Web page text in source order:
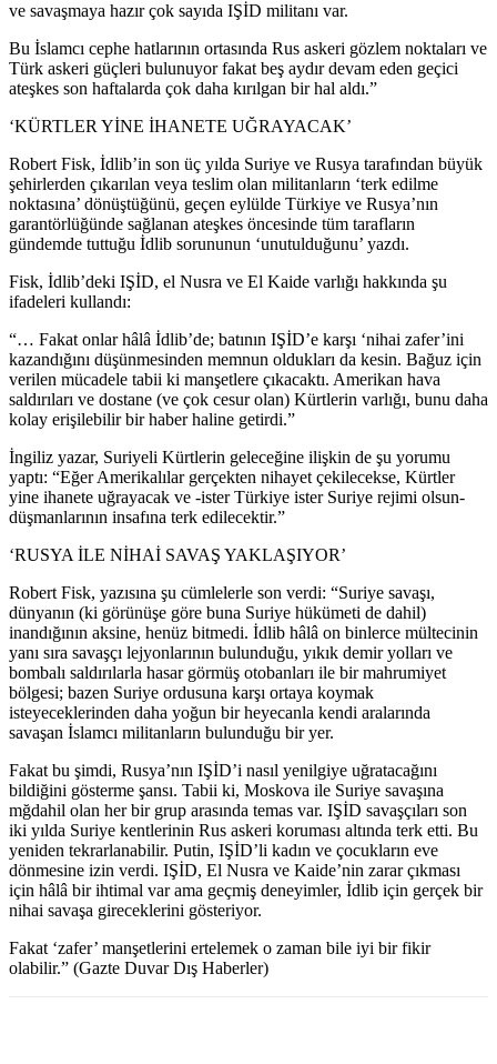
ve savaşmaya hazır çok sayıda IŞİD militanı var.
Bu İslamcı cephe hatlarının ortasında Rus askeri gözlem noktaları ve
Türk askeri güçleri bulunuyor fakat beş aydır devam eden geçici
ateşkes son haftalarda çok daha kırılgan bir hal aldı.”
‘KÜRTLER YİNE İHANETE UĞRAYACAK’
Robert Fisk, İdlib’in son üç yılda Suriye ve Rusya tarafından büyük
şehirlerden çıkarılan veya teslim olan militanların ‘terk edilme
noktasına’ dönüştüğünü, geçen eylülde Türkiye ve Rusya’nın
garantörlüğünde sağlanan ateşkes öncesinde tüm tarafların
gündemde tuttuğu İdlib sorununun ‘unutulduğunu’ yazdı.
Fisk, İdlib’deki IŞİD, el Nusra ve El Kaide varlığı hakkında şu
ifadeleri kullandı:
“… Fakat onlar hâlâ İdlib’de; batının IŞİD’e karşı ‘nihai zafer’ini
kazandığını düşünmesinden memnun oldukları da kesin. Bağuz için
verilen mücadele tabii ki manşetlere çıkacaktı. Amerikan hava
saldırıları ve dostane (ve çok cesur olan) Kürtlerin varlığı, bunu daha
kolay erişilebilir bir haber haline getirdi.”
İngiliz yazar, Suriyeli Kürtlerin geleceğine ilişkin de şu yorumu
yaptı: “Eğer Amerikalılar gerçekten nihayet çekilecekse, Kürtler
yine ihanete uğrayacak ve -ister Türkiye ister Suriye rejimi olsun-
düşmanlarının insafına terk edilecektir.”
‘RUSYA İLE NİHAİ SAVAŞ YAKLAŞIYOR’
Robert Fisk, yazısına şu cümlelerle son verdi: “Suriye savaşı,
dünyanın (ki görünüşe göre buna Suriye hükümeti de dahil)
inandığının aksine, henüz bitmedi. İdlib hâlâ on binlerce mültecinin
yanı sıra savaşçı lejyonlarının bulunduğu, yıkık demir yolları ve
bombalı saldırılarla hasar görmüş otobanları ile bir mahrumiyet
bölgesi; bazen Suriye ordusuna karşı ortaya koymak
isteyeceklerinden daha yoğun bir heyecanla kendi aralarında
savaşan İslamcı militanların bulunduğu bir yer.
Fakat bu şimdi, Rusya’nın IŞİD’i nasıl yenilgiye uğratacağını
bildiğini gösterme şansı. Tabii ki, Moskova ile Suriye savaşına
mğdahil olan her bir grup arasında temas var. IŞİD savaşçıları son
iki yılda Suriye kentlerinin Rus askeri koruması altında terk etti. Bu
yeniden tekrarlanabilir. Putin, IŞİD’li kadın ve çocukların eve
dönmesine izin verdi. IŞİD, El Nusra ve Kaide’nin zarar çıkması
için hâlâ bir ihtimal var ama geçmiş deneyimler, İdlib için gerçek bir
nihai savaşa gireceklerini gösteriyor.
Fakat ‘zafer’ manşetlerini ertelemek o zaman bile iyi bir fikir
olabilir.” (Gazte Duvar Dış Haberler)